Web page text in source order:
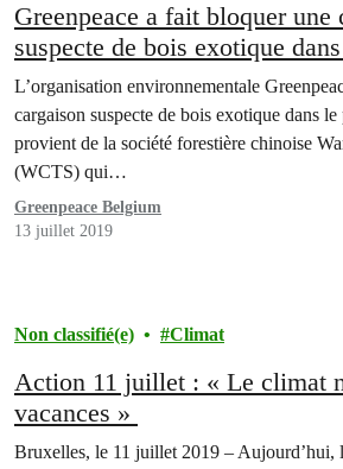
Greenpeace a fait bloquer une
suspecte de bois exotique
d’Anvers
L’organisation environnementale
cargaison suspecte de bois exotique dans
provient de la société forestière chinoise
(WCTS) qui…
Greenpeace Belgium
13 juillet 2019
Non classifié(e) Climat
Action 11 juillet : « Le climat
vacances »
Bruxelles, le 11 juillet 2019 – Aujourd’hui,